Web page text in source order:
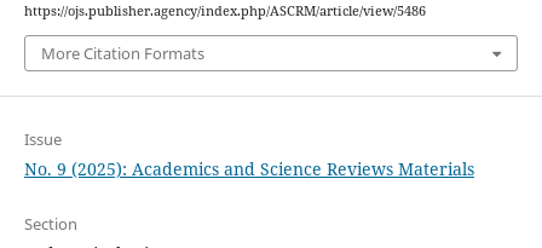
https://ojs.publisher.agency/index.php/ASCRM/article/view/5486
More Citation Formats
Issue
No. 9 (2025): Academics and Science Reviews Materials
Section